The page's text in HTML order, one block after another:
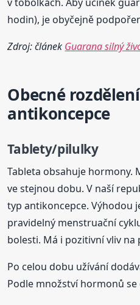
hodin), je obyčejně
Zdroj: článek Guarana silný
Obecné
antikoncepce
Tablety/pilulky
Tableta obsahuje hormony.
ve stejnou dobu. V naší
typ antikoncepce. Výhodou
pravidelný menstruační
bolesti. Má i pozitivní vliv na
Po celou dobu užívání
Podle množství hormonů se